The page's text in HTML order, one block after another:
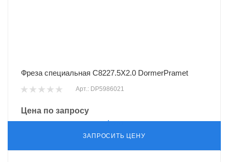
Фреза специальная C8227.5X2.0 DormerPramet
Арт.: DP5986021
Цена по запросу
ЗАПРОСИТЬ ЦЕНУ